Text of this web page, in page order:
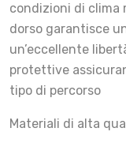
condizioni di clima
dorso garantisce
un’eccellente
protettive
tipo di percorso
Materiali di alta